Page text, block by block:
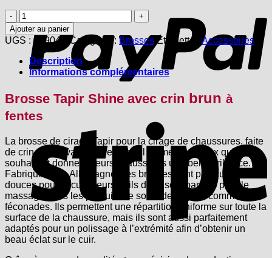
quantité
de
Brosse
brillante
avec
crin
de
brun
à
fentes
Ajouter au panier
UGS :00904T Catégorie : Brosses Étiquette : Accessoires
Description
Informations complémentaires
Brosse Tapir Shine avec crin brun à
fentes
La brosse de cirage Tapir pour la cirage de chaussures, faite
de crin de cheval doux, est l’outil ultime pour ceux qui
souhaitent donner à leurs chaussures une belle brillance.
Fabriquées en Allemagne, ces brosses sont particulièrement
douces pour le cuir. Leurs poils doux sont parfaits pour le
massage dans les produits de soins des tapirs, comme les
féconades. Ils permettent une répartition uniforme sur toute la
surface de la chaussure, mais ils sont aussi parfaitement
adaptés pour un polissage à l’extrémité afin d’obtenir un
beau éclat sur le cuir.